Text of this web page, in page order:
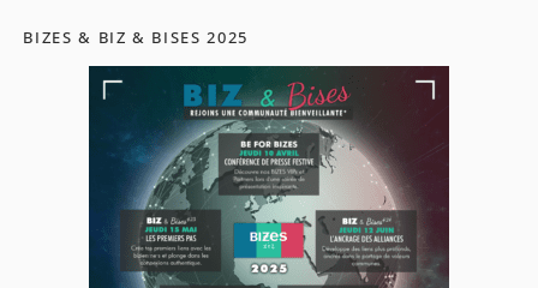
BIZES & BIZ & BISES 2025